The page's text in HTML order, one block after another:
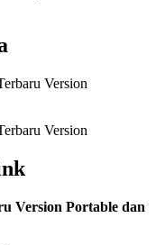
Version Portable dan